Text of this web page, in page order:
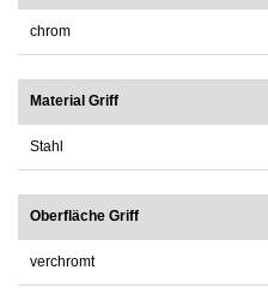
chrom
Material Griff
Stahl
Oberfläche Griff
verchromt